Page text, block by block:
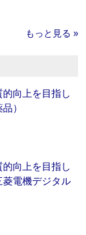
もっと見る »
的向上を目指し
）
的向上を目指し
電機デジタル